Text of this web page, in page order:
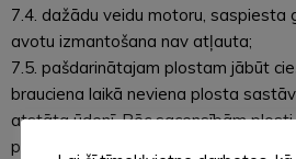
7.4. dažādu veidu motoru, saspiesta
avotu izmantošana nav atļauta;
7.5. pašdarinātajam plostam jābūt
brauciena laikā neviena plosta
atstāta ūdenī. Pēc sacensībām
projām no konkursa vietas;